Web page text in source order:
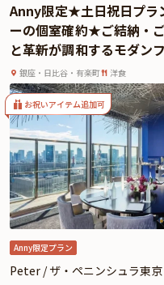
務所による数々の意匠が凝らされ
囲気の中、自然と会話も弾み、心
う。
「東京なだ万」で供されるのは、
く懐石料理。ここでしか味わえな
彩ります。美しい器やしつらえと
い。記憶に残る贅沢な美食体験と
★とっておきの演出が叶う特典＆
本プランでは、特典として乾杯用
杯ご提供いたします。さらに有料
りや、ギフト、カスタマイズ可能
出来ます。メッセージカードは着
お渡し致しますので、是非サプラ
Anny限定★土日祝日プラ
ーの個室確約★ご結納・
と革新が調和するモダン
チコース全4品＋乾杯シ
ザ・ペニンシュラ東京
銀座・日比谷・有楽町 洋食
お祝いアイテム追加可
Anny限定プラン
Peter / ザ・ペニンシュラ東京